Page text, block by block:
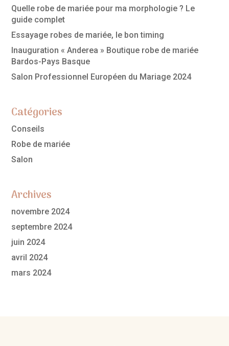
Quelle robe de mariée pour ma morphologie ? Le
guide complet
Essayage robes de mariée, le bon timing
Inauguration « Anderea » Boutique robe de mariée
Bardos-Pays Basque
Salon Professionnel Européen du Mariage 2024
Catégories
Conseils
Robe de mariée
Salon
Archives
novembre 2024
septembre 2024
juin 2024
avril 2024
mars 2024